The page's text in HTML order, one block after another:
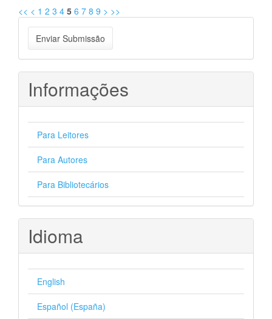
<< < 1 2 3 4 5 6 7 8 9 > >>
Enviar
Submissão
Enviar Submissão
Informações
Para Leitores
Para Autores
Para Bibliotecários
Idioma
English
Español (España)